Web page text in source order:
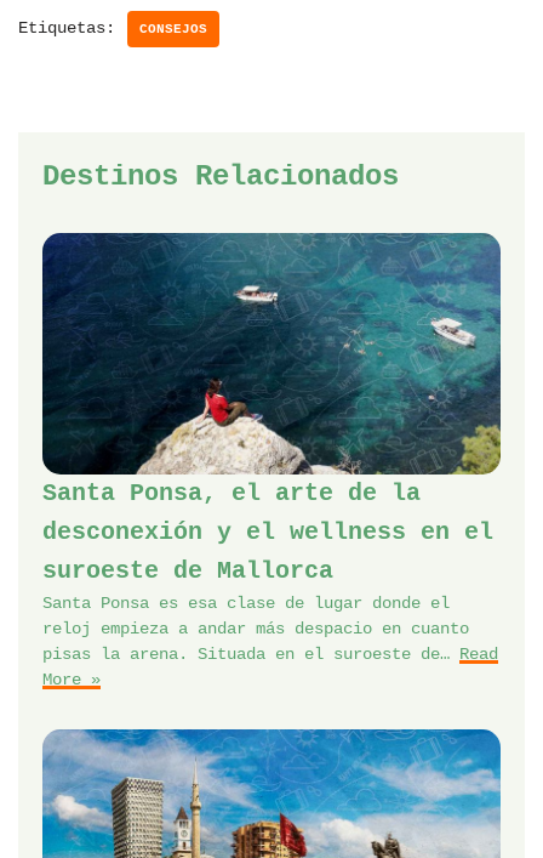
Etiquetas: CONSEJOS
Destinos Relacionados
Santa Ponsa, el arte de la
desconexión y el wellness en el
suroeste de Mallorca
Santa Ponsa es esa clase de lugar donde el
reloj empieza a andar más despacio en cuanto
pisas la arena. Situada en el suroeste de… Read
More »